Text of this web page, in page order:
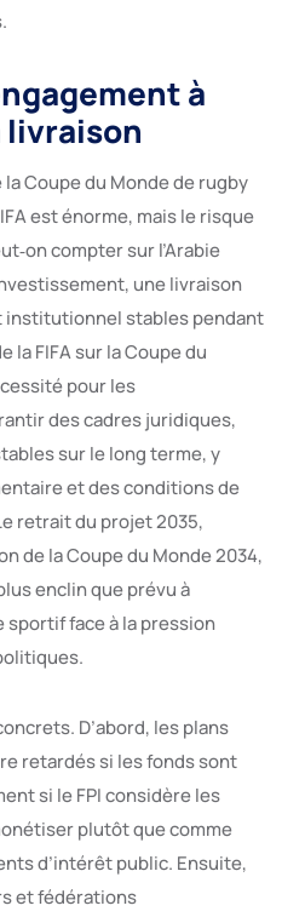
à
livraison
Coupe du Monde de rugby
est énorme, mais le risque
compter sur l’Arabie
une livraison
stables pendant
la FIFA sur la Coupe du
pour les
des cadres juridiques,
sur le long terme, y
et des conditions de
retrait du projet 2035,
de la Coupe du Monde 2034,
enclin que prévu à
face à la pression
D’abord, les plans
retardés si les fonds sont
si le FPI considère les
plutôt que comme
d’intérêt public. Ensuite,
et fédérations